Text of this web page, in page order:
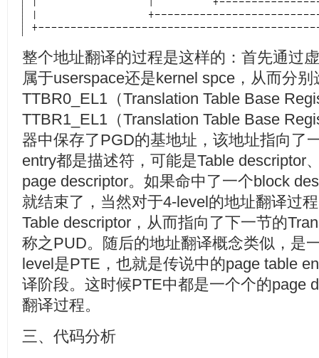
整个地址翻译的过程是这样的：首先通过
属于userspace还是kernel spce，从而分别
TTBR0_EL1（Translation Table Base
TTBR1_EL1（Translation Table Base
器中保存了PGD的基地址，该地址指向了
entry都是描述符，可能是Table descriptor
page descriptor。如果命中了一个block
就结束了，当然对于4-level的地址翻译过
Table descriptor，从而指向了下一节的
称之PUD。随后的地址翻译概念类似，是
level是PTE，也就是传说中的page table
译阶段。这时候PTE中都是一个个的page
翻译过程。
三、代码分析